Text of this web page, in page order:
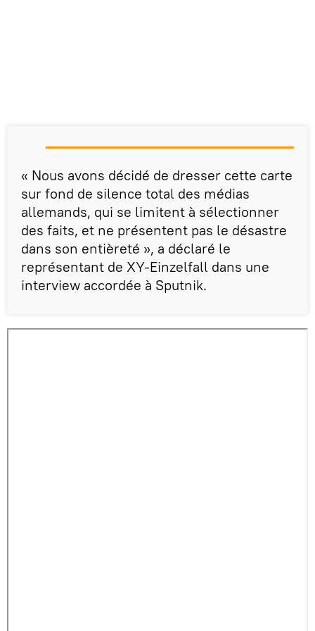
« Nous avons décidé de dresser cette carte
sur fond de silence total des médias
allemands, qui se limitent à sélectionner
des faits, et ne présentent pas le désastre
dans son entièreté », a déclaré le
représentant de XY-Einzelfall dans une
interview accordée à Sputnik.